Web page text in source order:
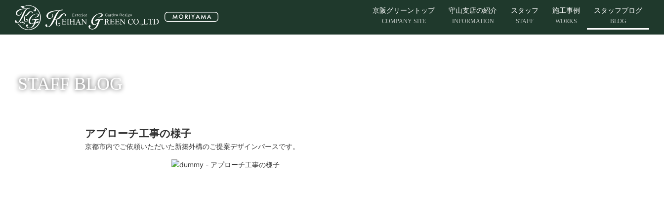
京阪グリーントップ
COMPANY SITE
守山支店の紹介
INFORMATION
スタッフ
STAFF
施工事例
WORKS
スタッフブログ
BLOG
STAFF BLOG
アプローチ工事の様子
京都市内でご依頼いただいた新築外構のご提案デザインパースです。